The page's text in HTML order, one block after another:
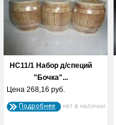
НС11/1 Набор д/специй
"Бочка"...
Цена 268,16 руб.
Подробнее